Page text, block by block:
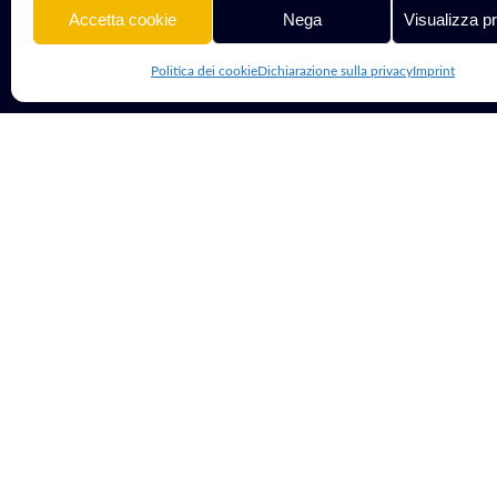
Accetta cookie Nega Visualizza
Politica dei cookieDichiarazione sulla privacyImprint